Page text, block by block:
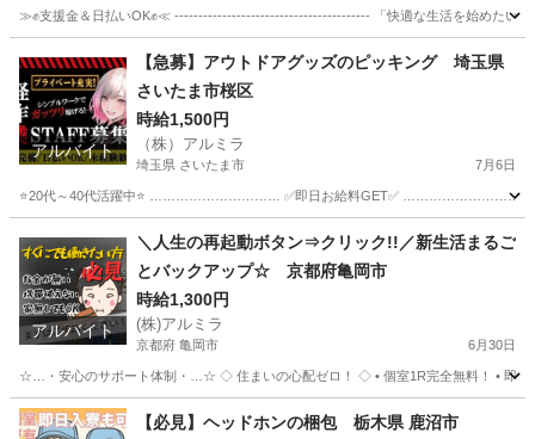
≫✊支援金＆日払いOK✊≪ ----------------------------------------- 「快適な生活を始めたい…
倉庫 時給
アルバイト
【急募】アウトドアグッズのピッキング 埼玉県
さいたま市桜区
時給1,500円
（株）アルミラ
埼玉県 さいたま市 7月6日
⭐20代～40代活躍中⭐ ………………………… ✅即日お給料GET✅ ………………………… 日払い
倉庫 給料
アルバイト
＼人生の再起動ボタン⇒クリック!!／新生活まるご
とバックアップ☆ 京都府亀岡市
時給1,300円
(株)アルミラ
京都府 亀岡市 6月30日
☆…・安心のサポート体制・…☆ ◇ 住まいの心配ゼロ！ ◇ • 個室1R完全無料！ • 即日
京都 亀岡市 仕分け 完全無料
【必見】ヘッドホンの梱包 栃木県 鹿沼市